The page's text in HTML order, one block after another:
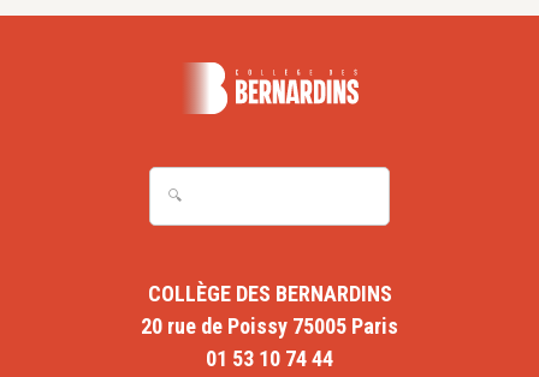
COLLÈGE DES BERNARDINS
20 rue de Poissy 75005 Paris
01 53 10 74 44